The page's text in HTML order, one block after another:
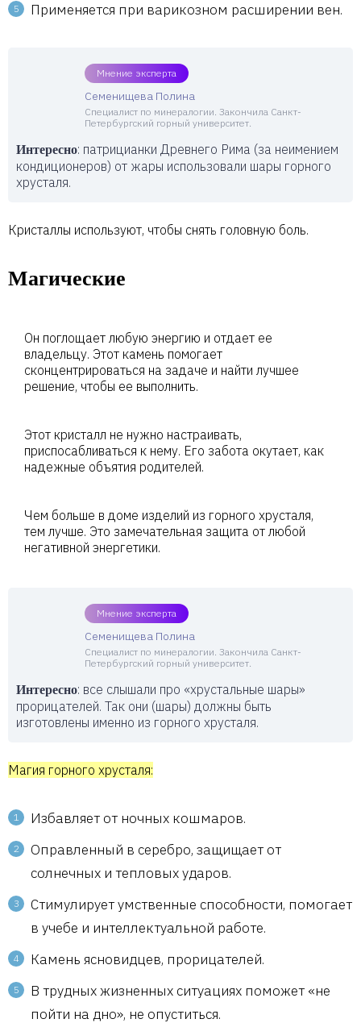
Применяется при варикозном расширении вен.
Мнение эксперта
Семенищева Полина
Специалист по минералогии. Закончила Санкт-
Петербургский горный университет.
Интересно: патрицианки Древнего Рима (за неимением
кондиционеров) от жары использовали шары горного
хрусталя.
Кристаллы используют, чтобы снять головную боль.
Магические
Он поглощает любую энергию и отдает ее
владельцу. Этот камень помогает
сконцентрироваться на задаче и найти лучшее
решение, чтобы ее выполнить.
Этот кристалл не нужно настраивать,
приспосабливаться к нему. Его забота окутает, как
надежные объятия родителей.
Чем больше в доме изделий из горного хрусталя,
тем лучше. Это замечательная защита от любой
негативной энергетики.
Мнение эксперта
Семенищева Полина
Специалист по минералогии. Закончила Санкт-
Петербургский горный университет.
Интересно: все слышали про «хрустальные шары»
прорицателей. Так они (шары) должны быть
изготовлены именно из горного хрусталя.
Магия горного хрусталя:
Избавляет от ночных кошмаров.
Оправленный в серебро, защищает от
солнечных и тепловых ударов.
Стимулирует умственные способности, помогает
в учебе и интеллектуальной работе.
Камень ясновидцев, прорицателей.
В трудных жизненных ситуациях поможет «не
пойти на дно», не опуститься.